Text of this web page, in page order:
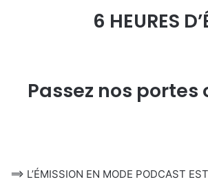
6 HEURES
Passez nos
==> L’ÉMISSION EN MODE PODCAST